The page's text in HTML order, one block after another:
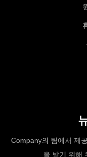
Company의 팀에서 제
을 받기 위해